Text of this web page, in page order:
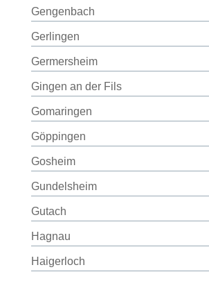
Gengenbach
Gerlingen
Germersheim
Gingen an der Fils
Gomaringen
Göppingen
Gosheim
Gundelsheim
Gutach
Hagnau
Haigerloch